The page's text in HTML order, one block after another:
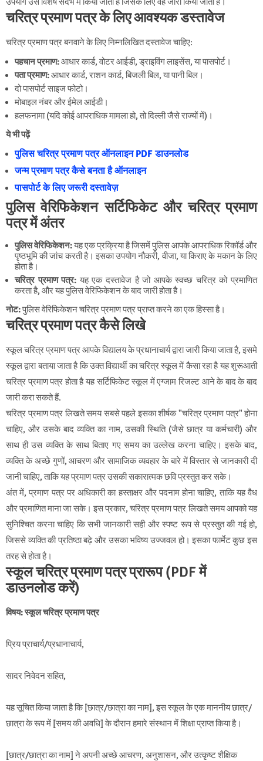
चरित्र प्रमाण पत्र के लिए आवश्यक डस्तावेज
चरित्र प्रमाण पत्र बनवाने के लिए निम्नलिखित दस्तावेज चाहिए:
पहचान प्रमाण:आधार कार्ड, वोटर आईडी, ड्राइविंग लाइसेंस, या पासपोर्ट।
पता प्रमाण:आधार कार्ड, राशन कार्ड, बिजली बिल, या पानी बिल।
दो पासपोर्ट साइज फोटो।
मोबाइल नंबर और ईमेल आईडी।
हलफनामा (यदि कोई आपराधिक मामला हो, तो दिल्ली जैसे राज्यों में)।
ये भी पढ़ें
पुलिस चरित्र प्रमाण पत्र ऑनलाइन PDF डाउनलोड
जन्म प्रमाण पत्र कैसे बनता है ऑनलाइन
पासपोर्ट के लिए जरूरी दस्तावेज़
पुलिस वेरिफिकेशन सर्टिफिकेट और चरित्र प्रमाण
पत्र में अंतर
पुलिस वेरिफिकेशन:यह एक प्रक्रिया है जिसमें पुलिस आपके आपराधिक रिकॉर्ड और
पृष्ठभूमि की जांच करती है। इसका उपयोग नौकरी, वीजा, या किराए के मकान के लिए
होता है।
चरित्र प्रमाण पत्र: यह एक दस्तावेज है जो आपके स्वच्छ चरित्र को प्रमाणित
करता है, और यह पुलिस वेरिफिकेशन के बाद जारी होता है।
नोट:पुलिस वेरिफिकेशन चरित्र प्रमाण पत्र प्राप्त करने का एक हिस्सा है।
चरित्र प्रमाण पत्र कैसे लिखे
स्कूल चरित्र प्रमाण पत्र आपके विद्यालय के प्रधानाचार्य द्वारा जारी किया जाता है, इसमे
स्कूल द्वारा बताया जाता है कि उक्त विद्यार्थी का चरित्र स्कूल में कैसा रहा है यह शुरूआती
चरित्र प्रमाण पत्र होता है यह सर्टिफिकेट स्कूल में एग्जाम रिजल्ट आने के बाद के बाद
जारी करा सकते हैं.
चरित्र प्रमाण पत्र लिखते समय सबसे पहले इसका शीर्षक "चरित्र प्रमाण पत्र" होना
चाहिए, और उसके बाद व्यक्ति का नाम, उसकी स्थिति (जैसे छात्र या कर्मचारी) और
साथ ही उस व्यक्ति के साथ बिताए गए समय का उल्लेख करना चाहिए। इसके बाद,
व्यक्ति के अच्छे गुणों, आचरण और सामाजिक व्यवहार के बारे में विस्तार से जानकारी दी
जानी चाहिए, ताकि यह प्रमाण पत्र उसकी सकारात्मक छवि प्रस्तुत कर सके।
अंत में, प्रमाण पत्र पर अधिकारी का हस्ताक्षर और पदनाम होना चाहिए, ताकि यह वैध
और प्रमाणित माना जा सके। इस प्रकार, चरित्र प्रमाण पत्र लिखते समय आपको यह
सुनिश्चित करना चाहिए कि सभी जानकारी सही और स्पष्ट रूप से प्रस्तुत की गई हो,
जिससे व्यक्ति की प्रतिष्ठा बढ़े और उसका भविष्य उज्जवल हो। इसका फार्मेट कुछ इस
तरह से होता है।
स्कूल चरित्र प्रमाण पत्र प्रारूप (PDF में
डाउनलोड करें)
विषय: स्कूल चरित्र प्रमाण पत्र
प्रिय प्राचार्य/प्रधानाचार्य,
सादर निवेदन सहित,
यह सूचित किया जाता है कि [छात्र/छात्रा का नाम], इस स्कूल के एक माननीय छात्र/
छात्रा के रूप में [समय की अवधि] के दौरान हमारे संस्थान में शिक्षा प्राप्त किया है।
[छात्र/छात्रा का नाम] ने अपनी अच्छे आचरण, अनुशासन, और उत्कृष्ट शैक्षिक